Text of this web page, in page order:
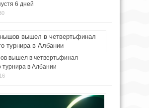
6 дней
вышел в четвертьфинал
турнира в Албании